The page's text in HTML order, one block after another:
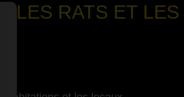
LES RATS ET LES